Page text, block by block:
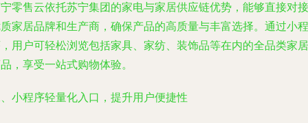
零售云依托苏宁集团的家电与家居供应链优势，能够直接对接
家居品牌和生产商，确保产品的高质量与丰富选择。通过小程
用户可轻松浏览包括家具、家纺、装饰品等在内的全品类家居
，享受一站式购物体验。
小程序轻量化入口，提升用户便捷性